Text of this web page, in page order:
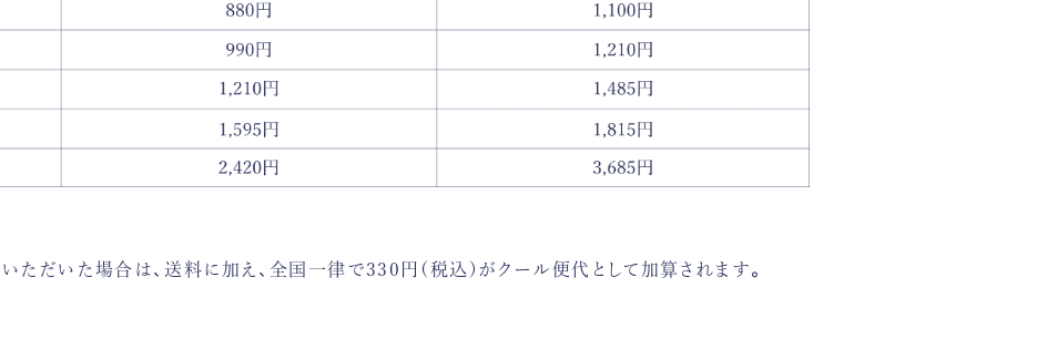
ただいた場合は、送料に加え、全国一律で330円(税込)がクール便代として加算されます。